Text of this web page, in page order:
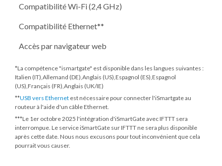
Compatibilité Wi-Fi (2,4 GHz)
Compatibilité Ethernet**
Accès par navigateur web
*La compétence "ismartgate" est disponible dans les langues suivantes :
Italien (IT),Allemand (DE),Anglais (US),Espagnol (ES),Espagnol
(US),Français (FR),Anglais (UK/IE)
**USB vers Ethernet est nécessaire pour connecter l'iSmartgate au
routeur à l'aide d'un câble Ethernet.
***Le 1er octobre 2025 l'intégration d'iSmartGate avec IFTTT sera
interrompue. Le service iSmartGate sur IFTTT ne sera plus disponible
après cette date. Nous nous excusons pour tout inconvénient que cela
pourrait vous causer.